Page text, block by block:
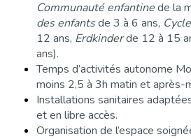
Communauté enfantinede la
des enfantsde 3 à 6 ans,
12 ans, Erdkinderde 12 à 15
ans).
Temps d’activités autonome
moins 2,5 à 3h matin et après-
Installations sanitaires
et en libre accès.
Organisation de l’espace